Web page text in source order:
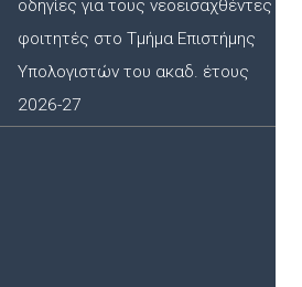
οδηγίες για τους νεοεισαχθέντες
φοιτητές στο Τμήμα Επιστήμης
Υπολογιστών του ακαδ. έτους
2026-27